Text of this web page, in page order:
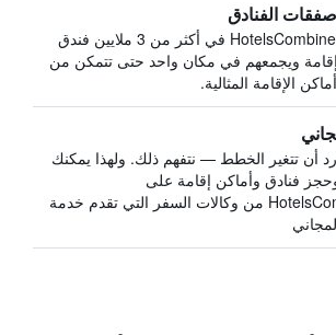
الفنادق
يبحث HotelsCombined في أكثر من 3 ملايين فندق
ويجمعهم في مكان واحد حتى تتمكن من
الإقامة المثالية.
أن تتغير الخطط — نتفهم ذلك. ولهذا يمكنك
فنادق وأماكن إقامة على
HotelsCombined من وكالات السفر التي تقدم خدمة